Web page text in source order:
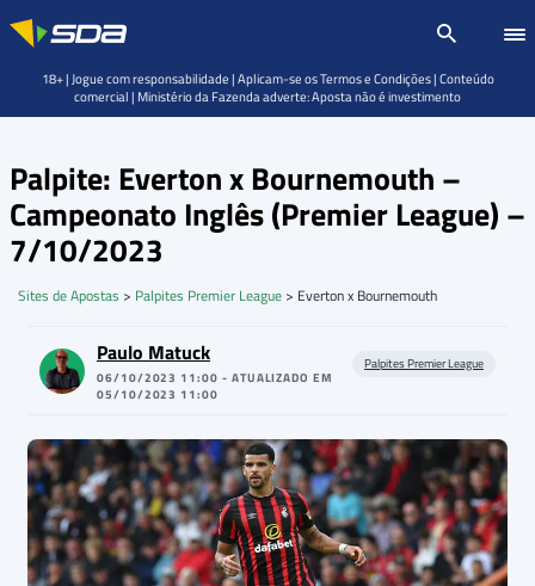
Palpite: Everton x Bournemouth –
Campeonato Inglês (Premier League) –
7/10/2023
Sites de Apostas > Palpites Premier League > Everton x Bournemouth
Paulo Matuck
06/10/2023 11:00 - ATUALIZADO EM
05/10/2023 11:00
Palpites Premier League
18+ | Jogue com responsabilidade | Aplicam-se os Termos e Condições | Conteúdo
comercial | Ministério da Fazenda adverte: Aposta não é investimento